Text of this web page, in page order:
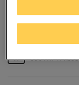
129,99zł-15%(cena
(najniższa
110,49złz Vat
+ 650 PKT W